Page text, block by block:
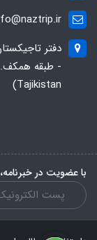
دفتر
Tajikistan)
با عضویت در